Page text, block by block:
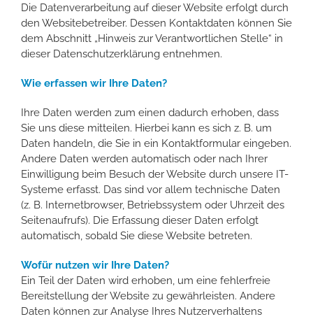
Die Datenverarbeitung auf dieser Website erfolgt durch
den Websitebetreiber. Dessen Kontaktdaten können Sie
dem Abschnitt „Hinweis zur Verantwortlichen Stelle“ in
dieser Datenschutzerklärung entnehmen.
Wie erfassen wir Ihre Daten?
Ihre Daten werden zum einen dadurch erhoben, dass
Sie uns diese mitteilen. Hierbei kann es sich z. B. um
Daten handeln, die Sie in ein Kontaktformular eingeben.
Andere Daten werden automatisch oder nach Ihrer
Einwilligung beim Besuch der Website durch unsere IT-
Systeme erfasst. Das sind vor allem technische Daten
(z. B. Internetbrowser, Betriebssystem oder Uhrzeit des
Seitenaufrufs). Die Erfassung dieser Daten erfolgt
automatisch, sobald Sie diese Website betreten.
Wofür nutzen wir Ihre Daten?
Ein Teil der Daten wird erhoben, um eine fehlerfreie
Bereitstellung der Website zu gewährleisten. Andere
Daten können zur Analyse Ihres Nutzerverhaltens